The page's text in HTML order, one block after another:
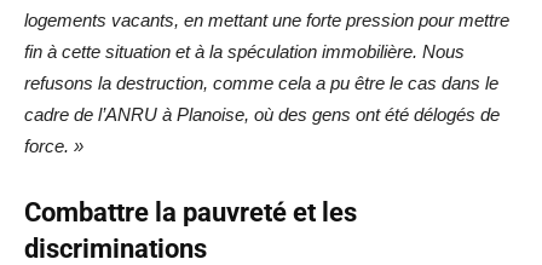
logements vacants, en mettant une forte pression pour mettre
fin à cette situation et à la spéculation immobilière. Nous
refusons la destruction, comme cela a pu être le cas dans le
cadre de l’ANRU à Planoise, où des gens ont été délogés de
force. »
Combattre la pauvreté et les
discriminations